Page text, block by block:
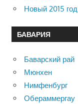
Новый 2015 год
БАВАРИЯ
Баварский рай
Мюнхен
Нимфенбург
Обераммергау